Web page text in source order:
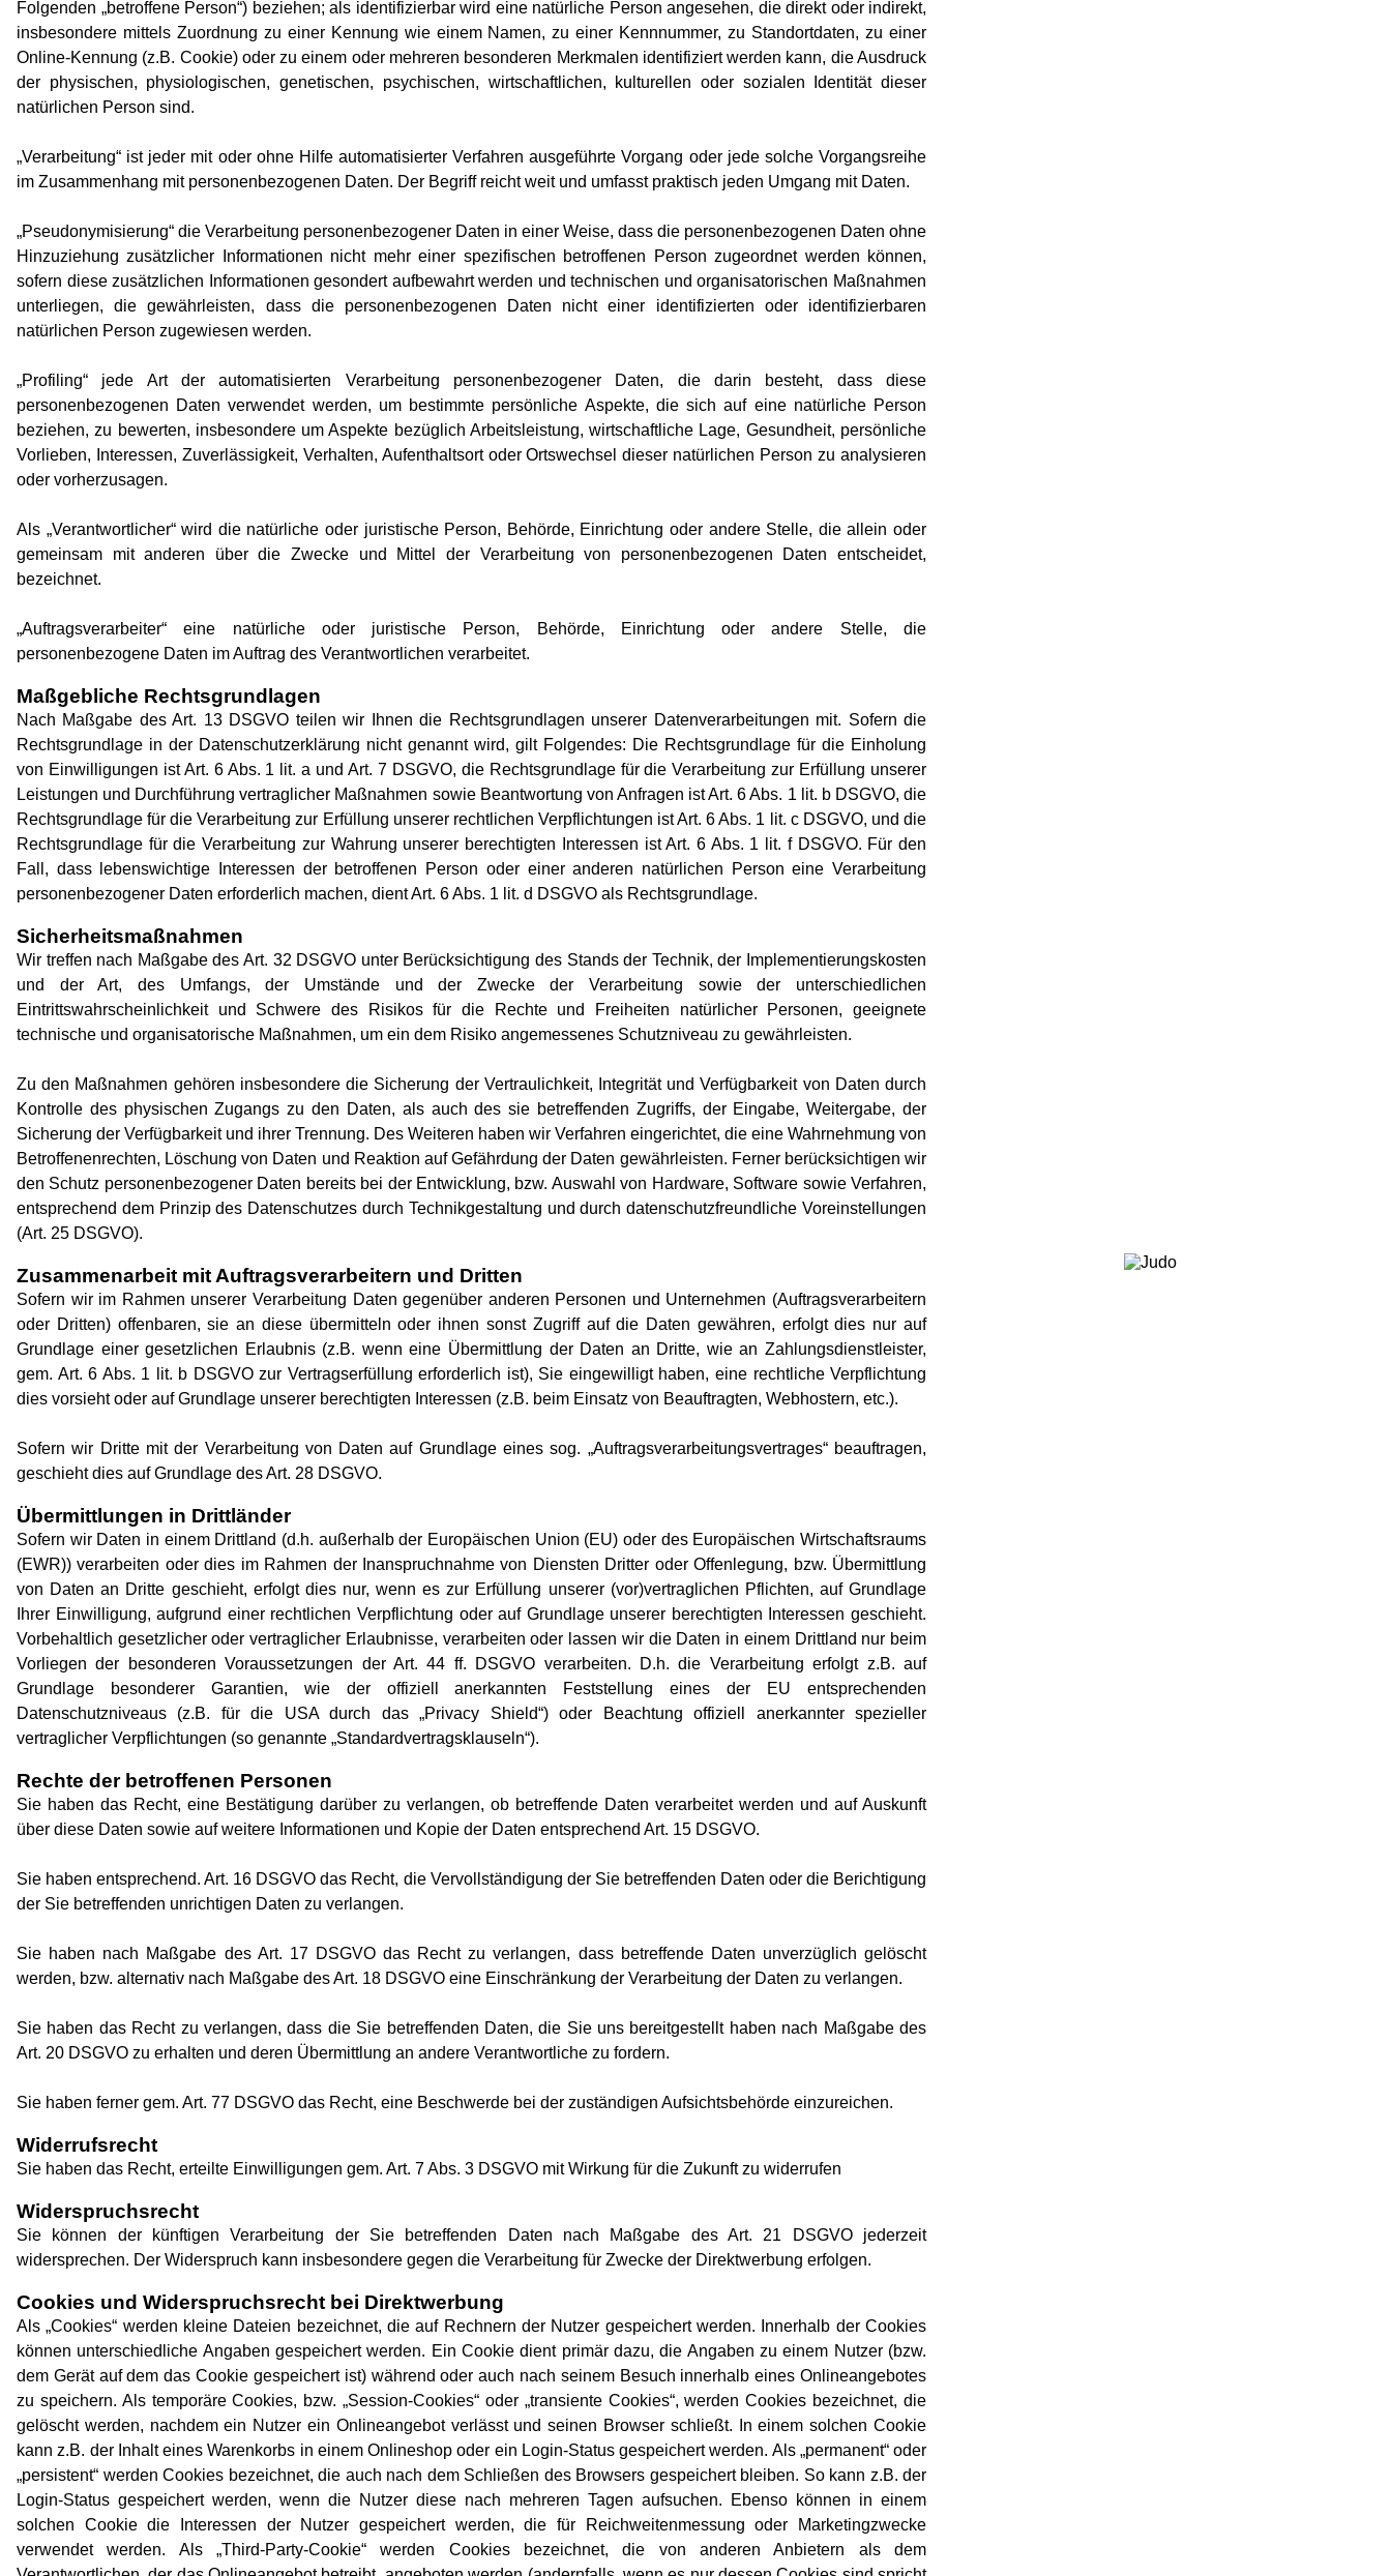
Folgenden „betroffene Person“) beziehen; als identifizierbar wird eine natürliche Person angesehen, die direkt oder indirekt,
insbesondere mittels Zuordnung zu einer Kennung wie einem Namen, zu einer Kennnummer, zu Standortdaten, zu einer
Online-Kennung (z.B. Cookie) oder zu einem oder mehreren besonderen Merkmalen identifiziert werden kann, die Ausdruck
der physischen, physiologischen, genetischen, psychischen, wirtschaftlichen, kulturellen oder sozialen Identität dieser
natürlichen Person sind.
„Verarbeitung“ ist jeder mit oder ohne Hilfe automatisierter Verfahren ausgeführte Vorgang oder jede solche Vorgangsreihe
im Zusammenhang mit personenbezogenen Daten. Der Begriff reicht weit und umfasst praktisch jeden Umgang mit Daten.
„Pseudonymisierung“ die Verarbeitung personenbezogener Daten in einer Weise, dass die personenbezogenen Daten ohne
Hinzuziehung zusätzlicher Informationen nicht mehr einer spezifischen betroffenen Person zugeordnet werden können,
sofern diese zusätzlichen Informationen gesondert aufbewahrt werden und technischen und organisatorischen Maßnahmen
unterliegen, die gewährleisten, dass die personenbezogenen Daten nicht einer identifizierten oder identifizierbaren
natürlichen Person zugewiesen werden.
„Profiling“ jede Art der automatisierten Verarbeitung personenbezogener Daten, die darin besteht, dass diese
personenbezogenen Daten verwendet werden, um bestimmte persönliche Aspekte, die sich auf eine natürliche Person
beziehen, zu bewerten, insbesondere um Aspekte bezüglich Arbeitsleistung, wirtschaftliche Lage, Gesundheit, persönliche
Vorlieben, Interessen, Zuverlässigkeit, Verhalten, Aufenthaltsort oder Ortswechsel dieser natürlichen Person zu analysieren
oder vorherzusagen.
Als „Verantwortlicher“ wird die natürliche oder juristische Person, Behörde, Einrichtung oder andere Stelle, die allein oder
gemeinsam mit anderen über die Zwecke und Mittel der Verarbeitung von personenbezogenen Daten entscheidet,
bezeichnet.
„Auftragsverarbeiter“ eine natürliche oder juristische Person, Behörde, Einrichtung oder andere Stelle, die
personenbezogene Daten im Auftrag des Verantwortlichen verarbeitet.
Maßgebliche Rechtsgrundlagen
Nach Maßgabe des Art. 13 DSGVO teilen wir Ihnen die Rechtsgrundlagen unserer Datenverarbeitungen mit. Sofern die
Rechtsgrundlage in der Datenschutzerklärung nicht genannt wird, gilt Folgendes: Die Rechtsgrundlage für die Einholung
von Einwilligungen ist Art. 6 Abs. 1 lit. a und Art. 7 DSGVO, die Rechtsgrundlage für die Verarbeitung zur Erfüllung unserer
Leistungen und Durchführung vertraglicher Maßnahmen sowie Beantwortung von Anfragen ist Art. 6 Abs. 1 lit. b DSGVO, die
Rechtsgrundlage für die Verarbeitung zur Erfüllung unserer rechtlichen Verpflichtungen ist Art. 6 Abs. 1 lit. c DSGVO, und die
Rechtsgrundlage für die Verarbeitung zur Wahrung unserer berechtigten Interessen ist Art. 6 Abs. 1 lit. f DSGVO. Für den
Fall, dass lebenswichtige Interessen der betroffenen Person oder einer anderen natürlichen Person eine Verarbeitung
personenbezogener Daten erforderlich machen, dient Art. 6 Abs. 1 lit. d DSGVO als Rechtsgrundlage.
Sicherheitsmaßnahmen
Wir treffen nach Maßgabe des Art. 32 DSGVO unter Berücksichtigung des Stands der Technik, der Implementierungskosten
und der Art, des Umfangs, der Umstände und der Zwecke der Verarbeitung sowie der unterschiedlichen
Eintrittswahrscheinlichkeit und Schwere des Risikos für die Rechte und Freiheiten natürlicher Personen, geeignete
technische und organisatorische Maßnahmen, um ein dem Risiko angemessenes Schutzniveau zu gewährleisten.
Zu den Maßnahmen gehören insbesondere die Sicherung der Vertraulichkeit, Integrität und Verfügbarkeit von Daten durch
Kontrolle des physischen Zugangs zu den Daten, als auch des sie betreffenden Zugriffs, der Eingabe, Weitergabe, der
Sicherung der Verfügbarkeit und ihrer Trennung. Des Weiteren haben wir Verfahren eingerichtet, die eine Wahrnehmung von
Betroffenenrechten, Löschung von Daten und Reaktion auf Gefährdung der Daten gewährleisten. Ferner berücksichtigen wir
den Schutz personenbezogener Daten bereits bei der Entwicklung, bzw. Auswahl von Hardware, Software sowie Verfahren,
entsprechend dem Prinzip des Datenschutzes durch Technikgestaltung und durch datenschutzfreundliche Voreinstellungen
(Art. 25 DSGVO).
Zusammenarbeit mit Auftragsverarbeitern und Dritten
Sofern wir im Rahmen unserer Verarbeitung Daten gegenüber anderen Personen und Unternehmen (Auftragsverarbeitern
oder Dritten) offenbaren, sie an diese übermitteln oder ihnen sonst Zugriff auf die Daten gewähren, erfolgt dies nur auf
Grundlage einer gesetzlichen Erlaubnis (z.B. wenn eine Übermittlung der Daten an Dritte, wie an Zahlungsdienstleister,
gem. Art. 6 Abs. 1 lit. b DSGVO zur Vertragserfüllung erforderlich ist), Sie eingewilligt haben, eine rechtliche Verpflichtung
dies vorsieht oder auf Grundlage unserer berechtigten Interessen (z.B. beim Einsatz von Beauftragten, Webhostern, etc.).
Sofern wir Dritte mit der Verarbeitung von Daten auf Grundlage eines sog. „Auftragsverarbeitungsvertrages“ beauftragen,
geschieht dies auf Grundlage des Art. 28 DSGVO.
Übermittlungen in Drittländer
Sofern wir Daten in einem Drittland (d.h. außerhalb der Europäischen Union (EU) oder des Europäischen Wirtschaftsraums
(EWR)) verarbeiten oder dies im Rahmen der Inanspruchnahme von Diensten Dritter oder Offenlegung, bzw. Übermittlung
von Daten an Dritte geschieht, erfolgt dies nur, wenn es zur Erfüllung unserer (vor)vertraglichen Pflichten, auf Grundlage
Ihrer Einwilligung, aufgrund einer rechtlichen Verpflichtung oder auf Grundlage unserer berechtigten Interessen geschieht.
Vorbehaltlich gesetzlicher oder vertraglicher Erlaubnisse, verarbeiten oder lassen wir die Daten in einem Drittland nur beim
Vorliegen der besonderen Voraussetzungen der Art. 44 ff. DSGVO verarbeiten. D.h. die Verarbeitung erfolgt z.B. auf
Grundlage besonderer Garantien, wie der offiziell anerkannten Feststellung eines der EU entsprechenden
Datenschutzniveaus (z.B. für die USA durch das „Privacy Shield“) oder Beachtung offiziell anerkannter spezieller
vertraglicher Verpflichtungen (so genannte „Standardvertragsklauseln“).
Rechte der betroffenen Personen
Sie haben das Recht, eine Bestätigung darüber zu verlangen, ob betreffende Daten verarbeitet werden und auf Auskunft
über diese Daten sowie auf weitere Informationen und Kopie der Daten entsprechend Art. 15 DSGVO.
Sie haben entsprechend. Art. 16 DSGVO das Recht, die Vervollständigung der Sie betreffenden Daten oder die Berichtigung
der Sie betreffenden unrichtigen Daten zu verlangen.
Sie haben nach Maßgabe des Art. 17 DSGVO das Recht zu verlangen, dass betreffende Daten unverzüglich gelöscht
werden, bzw. alternativ nach Maßgabe des Art. 18 DSGVO eine Einschränkung der Verarbeitung der Daten zu verlangen.
Sie haben das Recht zu verlangen, dass die Sie betreffenden Daten, die Sie uns bereitgestellt haben nach Maßgabe des
Art. 20 DSGVO zu erhalten und deren Übermittlung an andere Verantwortliche zu fordern.
Sie haben ferner gem. Art. 77 DSGVO das Recht, eine Beschwerde bei der zuständigen Aufsichtsbehörde einzureichen.
Widerrufsrecht
Sie haben das Recht, erteilte Einwilligungen gem. Art. 7 Abs. 3 DSGVO mit Wirkung für die Zukunft zu widerrufen
Widerspruchsrecht
Sie können der künftigen Verarbeitung der Sie betreffenden Daten nach Maßgabe des Art. 21 DSGVO jederzeit
widersprechen. Der Widerspruch kann insbesondere gegen die Verarbeitung für Zwecke der Direktwerbung erfolgen.
Cookies und Widerspruchsrecht bei Direktwerbung
Als „Cookies“ werden kleine Dateien bezeichnet, die auf Rechnern der Nutzer gespeichert werden. Innerhalb der Cookies
können unterschiedliche Angaben gespeichert werden. Ein Cookie dient primär dazu, die Angaben zu einem Nutzer (bzw.
dem Gerät auf dem das Cookie gespeichert ist) während oder auch nach seinem Besuch innerhalb eines Onlineangebotes
zu speichern. Als temporäre Cookies, bzw. „Session-Cookies“ oder „transiente Cookies“, werden Cookies bezeichnet, die
gelöscht werden, nachdem ein Nutzer ein Onlineangebot verlässt und seinen Browser schließt. In einem solchen Cookie
kann z.B. der Inhalt eines Warenkorbs in einem Onlineshop oder ein Login-Status gespeichert werden. Als „permanent“ oder
„persistent“ werden Cookies bezeichnet, die auch nach dem Schließen des Browsers gespeichert bleiben. So kann z.B. der
Login-Status gespeichert werden, wenn die Nutzer diese nach mehreren Tagen aufsuchen. Ebenso können in einem
solchen Cookie die Interessen der Nutzer gespeichert werden, die für Reichweitenmessung oder Marketingzwecke
verwendet werden. Als „Third-Party-Cookie“ werden Cookies bezeichnet, die von anderen Anbietern als dem